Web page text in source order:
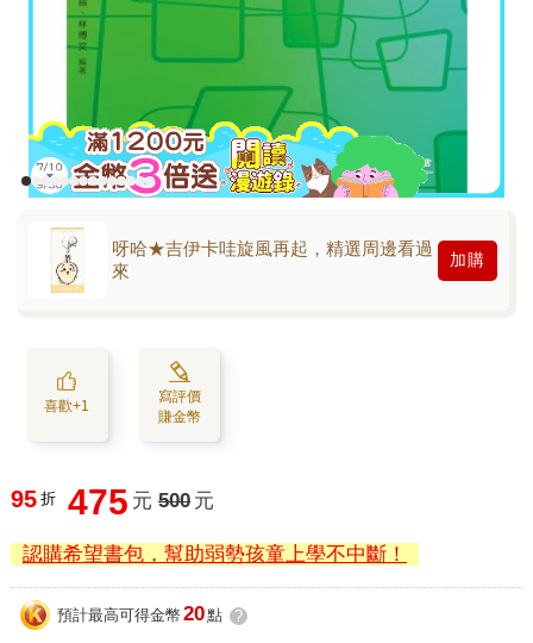
呀哈★吉伊卡哇旋風再起，精選周邊看過
來
加購
喜歡+1
寫評價
賺金幣
95 折 475 元 500 元
認購希望書包，幫助弱勢孩童上學不中斷！
預計最高可得金幣 20點 ?